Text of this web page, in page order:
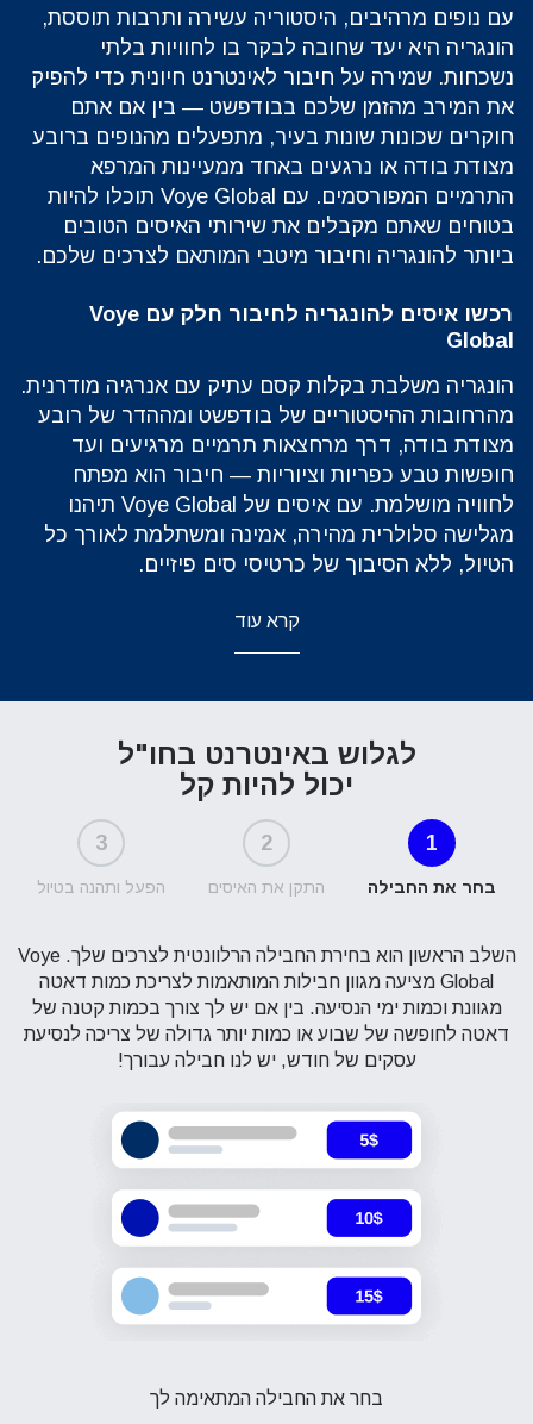
‏עם נופים מרהיבים, היסטוריה עשירה ותרבות תוססת,
הונגריה היא יעד שחובה לבקר בו לחוויות בלתי
נשכחות. שמירה על חיבור לאינטרנט חיונית כדי להפיק
את המירב מהזמן שלכם בבודפשט — בין אם אתם
חוקרים שכונות שונות בעיר, מתפעלים מהנופים ברובע
מצודת בודה או נרגעים באחד ממעיינות המרפא
התרמיים המפורסמים. עם Voye Global תוכלו להיות
בטוחים שאתם מקבלים את שירותי האיסים הטובים
ביותר להונגריה וחיבור מיטבי המותאם לצרכים שלכם.
רכשו איסים להונגריה לחיבור חלק עם Voye
Global
‏הונגריה משלבת בקלות קסם עתיק עם אנרגיה מודרנית.
מהרחובות ההיסטוריים של בודפשט ומההדר של רובע
מצודת בודה, דרך מרחצאות תרמיים מרגיעים ועד
חופשות טבע כפריות וציוריות — חיבור הוא מפתח
לחוויה מושלמת. עם איסים של Voye Global תיהנו
מגלישה סלולרית מהירה, אמינה ומשתלמת לאורך כל
הטיול, ללא הסיבוך של כרטיסי סים פיזיים.
קרא עוד
לגלוש באינטרנט בחו"ל
יכול להיות קל
1
בחר את החבילה
2
התקן את האיסים
3
הפעל ותהנה בטיול
השלב הראשון הוא בחירת החבילה הרלוונטית לצרכים שלך. Voye
Global מציעה מגוון חבילות המותאמות לצריכת כמות דאטה
מגוונת וכמות ימי הנסיעה. בין אם יש לך צורך בכמות קטנה של
דאטה לחופשה של שבוע או כמות יותר גדולה של צריכה לנסיעת
עסקים של חודש, יש לנו חבילה עבורך!
בחר את החבילה המתאימה לך